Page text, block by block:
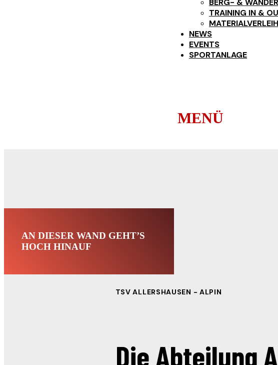
BERG- &
TRAINING IN &
MATERIALVERLEIH
NEWS
EVENTS
SPORTANLAGE
MENÜ
AN DIESER WAND GEHT’S
HOCH HINAUF
TSV ALLERSHAUSEN - ALPIN
Die Abteilung